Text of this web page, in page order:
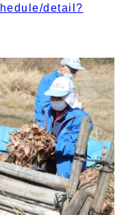
detail?